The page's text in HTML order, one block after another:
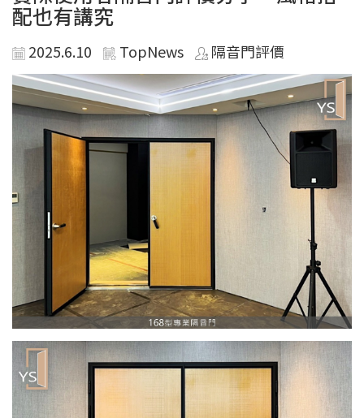
配也有講究
2025.6.10 TopNews 隔音門評價